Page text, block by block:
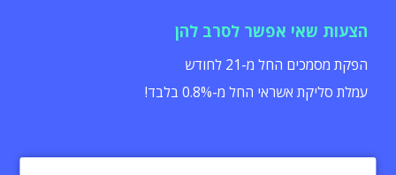
הצעות שאי אפשר לסרב להן
הפקת מסמכים החל מ-21 לחודש
עמלת סליקת אשראי החל מ-0.8% בלבד!